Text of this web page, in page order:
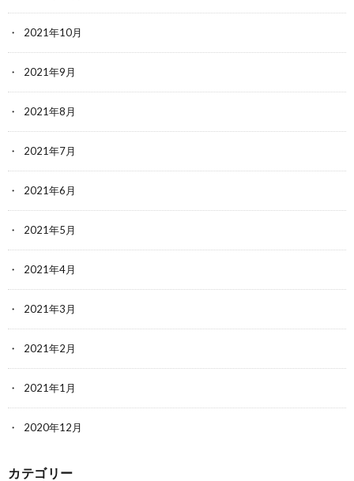
2021年10月
2021年9月
2021年8月
2021年7月
2021年6月
2021年5月
2021年4月
2021年3月
2021年2月
2021年1月
2020年12月
カテゴリー